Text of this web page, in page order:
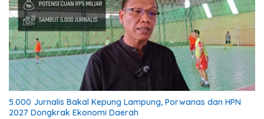
5.000 Jurnalis Bakal Kepung Lampung, Porwanas dan HPN
2027 Dongkrak Ekonomi Daerah